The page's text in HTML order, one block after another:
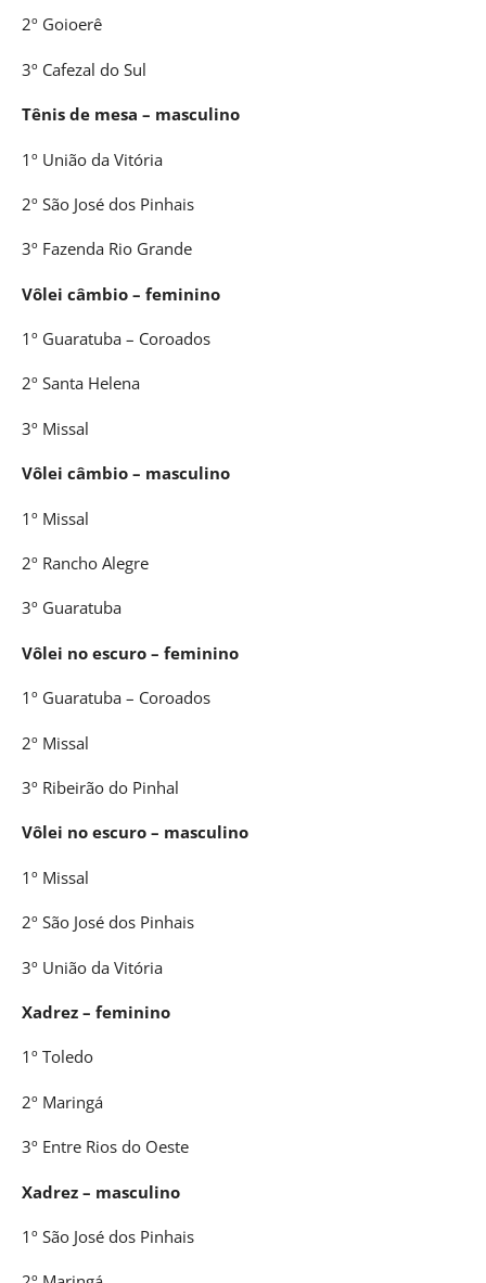
2º Goioerê
3º Cafezal do Sul
Tênis de mesa – masculino
1º União da Vitória
2º São José dos Pinhais
3º Fazenda Rio Grande
Vôlei câmbio – feminino
1º Guaratuba – Coroados
2º Santa Helena
3º Missal
Vôlei câmbio – masculino
1º Missal
2º Rancho Alegre
3º Guaratuba
Vôlei no escuro – feminino
1º Guaratuba – Coroados
2º Missal
3º Ribeirão do Pinhal
Vôlei no escuro – masculino
1º Missal
2º São José dos Pinhais
3º União da Vitória
Xadrez – feminino
1º Toledo
2º Maringá
3º Entre Rios do Oeste
Xadrez – masculino
1º São José dos Pinhais